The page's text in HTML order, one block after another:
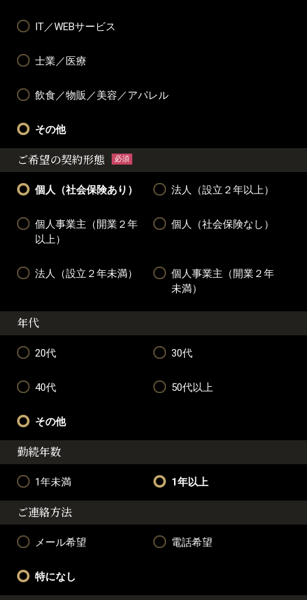
IT／WEBサービス
士業／医療
飲食／物販／美容／アパレル
その他
ご希望の契約形態 必須
個人（社会保険あり） 法人（設立２年以上）
個人事業主（開業２年
以上）
個人（社会保険なし）
法人（設立２年未満）
個人事業主（開業２年
未満）
年代
20代 30代
40代 50代以上
その他
勤続年数
1年未満 1年以上
ご連絡方法
メール希望 電話希望
特になし